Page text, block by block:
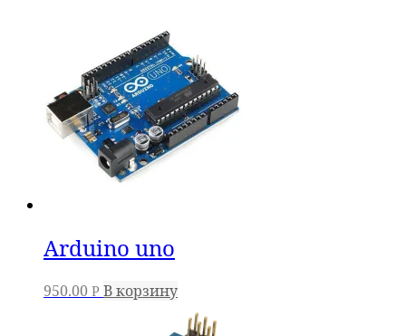
Arduino uno
950.00 Р В корзину